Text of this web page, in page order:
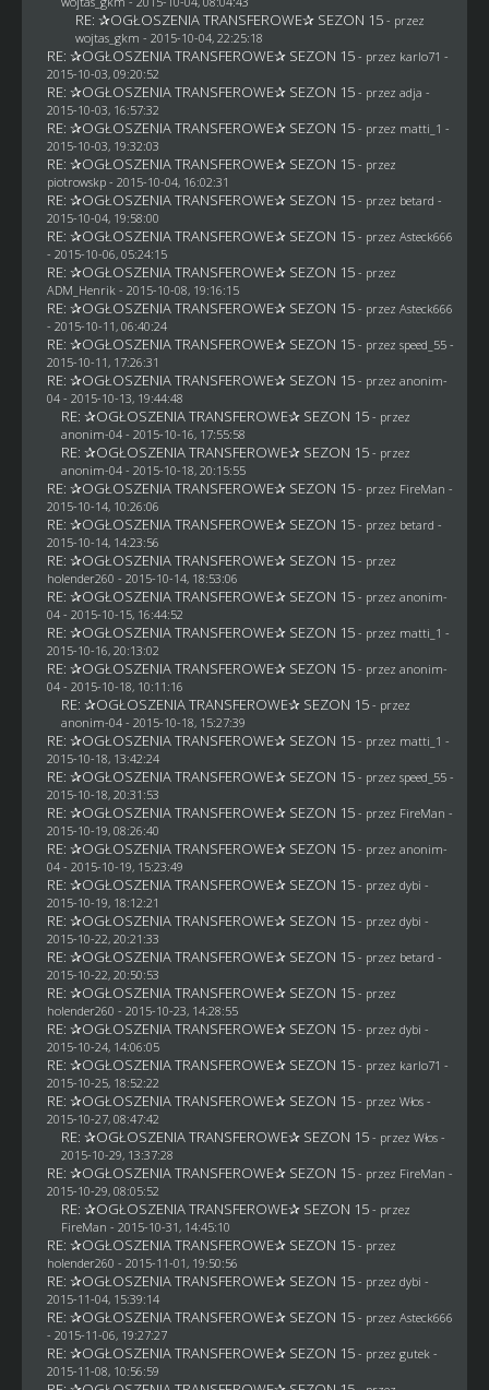
RE: ✰OGŁOSZENIA TRANSFEROWE✰ SEZON 15 - przez
wojtas_gkm - 2015-10-04, 22:25:18
RE: ✰OGŁOSZENIA TRANSFEROWE✰ SEZON 15 - przez karlo71 -
2015-10-03, 09:20:52
RE: ✰OGŁOSZENIA TRANSFEROWE✰ SEZON 15 - przez adja -
2015-10-03, 16:57:32
RE: ✰OGŁOSZENIA TRANSFEROWE✰ SEZON 15 - przez matti_1 -
2015-10-03, 19:32:03
RE: ✰OGŁOSZENIA TRANSFEROWE✰ SEZON 15 - przez
piotrowskp- 2015-10-04, 16:02:31
RE: ✰OGŁOSZENIA TRANSFEROWE✰ SEZON 15 - przez betard -
2015-10-04, 19:58:00
RE: ✰OGŁOSZENIA TRANSFEROWE✰ SEZON 15 - przez Asteck666
- 2015-10-06, 05:24:15
RE: ✰OGŁOSZENIA TRANSFEROWE✰ SEZON 15 - przez
ADM_Henrik - 2015-10-08, 19:16:15
RE: ✰OGŁOSZENIA TRANSFEROWE✰ SEZON 15 - przez Asteck666
- 2015-10-11, 06:40:24
RE: ✰OGŁOSZENIA TRANSFEROWE✰ SEZON 15 - przez speed_55 -
2015-10-11, 17:26:31
RE: ✰OGŁOSZENIA TRANSFEROWE✰ SEZON 15 - przez anonim-
04- 2015-10-13, 19:44:48
RE: ✰OGŁOSZENIA TRANSFEROWE✰ SEZON 15 - przez
anonim-04- 2015-10-16, 17:55:58
RE: ✰OGŁOSZENIA TRANSFEROWE✰ SEZON 15 - przez
anonim-04- 2015-10-18, 20:15:55
RE: ✰OGŁOSZENIA TRANSFEROWE✰ SEZON 15 - przez FireMan -
2015-10-14, 10:26:06
RE: ✰OGŁOSZENIA TRANSFEROWE✰ SEZON 15 - przez betard -
2015-10-14, 14:23:56
RE: ✰OGŁOSZENIA TRANSFEROWE✰ SEZON 15 - przez
holender260 - 2015-10-14, 18:53:06
RE: ✰OGŁOSZENIA TRANSFEROWE✰ SEZON 15 - przez anonim-
04- 2015-10-15, 16:44:52
RE: ✰OGŁOSZENIA TRANSFEROWE✰ SEZON 15 - przez matti_1 -
2015-10-16, 20:13:02
RE: ✰OGŁOSZENIA TRANSFEROWE✰ SEZON 15 - przez anonim-
04- 2015-10-18, 10:11:16
RE: ✰OGŁOSZENIA TRANSFEROWE✰ SEZON 15 - przez
anonim-04- 2015-10-18, 15:27:39
RE: ✰OGŁOSZENIA TRANSFEROWE✰ SEZON 15 - przez matti_1 -
2015-10-18, 13:42:24
RE: ✰OGŁOSZENIA TRANSFEROWE✰ SEZON 15 - przez speed_55 -
2015-10-18, 20:31:53
RE: ✰OGŁOSZENIA TRANSFEROWE✰ SEZON 15 - przez FireMan -
2015-10-19, 08:26:40
RE: ✰OGŁOSZENIA TRANSFEROWE✰ SEZON 15 - przez anonim-
04- 2015-10-19, 15:23:49
RE: ✰OGŁOSZENIA TRANSFEROWE✰ SEZON 15 - przez dybi -
2015-10-19, 18:12:21
RE: ✰OGŁOSZENIA TRANSFEROWE✰ SEZON 15 - przez dybi -
2015-10-22, 20:21:33
RE: ✰OGŁOSZENIA TRANSFEROWE✰ SEZON 15 - przez betard -
2015-10-22, 20:50:53
RE: ✰OGŁOSZENIA TRANSFEROWE✰ SEZON 15 - przez
holender260 - 2015-10-23, 14:28:55
RE: ✰OGŁOSZENIA TRANSFEROWE✰ SEZON 15 - przez dybi -
2015-10-24, 14:06:05
RE: ✰OGŁOSZENIA TRANSFEROWE✰ SEZON 15 - przez karlo71 -
2015-10-25, 18:52:22
RE: ✰OGŁOSZENIA TRANSFEROWE✰ SEZON 15 - przez Włos-
2015-10-27, 08:47:42
RE: ✰OGŁOSZENIA TRANSFEROWE✰ SEZON 15 - przez Włos-
2015-10-29, 13:37:28
RE: ✰OGŁOSZENIA TRANSFEROWE✰ SEZON 15 - przez FireMan -
2015-10-29, 08:05:52
RE: ✰OGŁOSZENIA TRANSFEROWE✰ SEZON 15 - przez
FireMan - 2015-10-31, 14:45:10
RE: ✰OGŁOSZENIA TRANSFEROWE✰ SEZON 15 - przez
holender260 - 2015-11-01, 19:50:56
RE: ✰OGŁOSZENIA TRANSFEROWE✰ SEZON 15 - przez dybi -
2015-11-04, 15:39:14
RE: ✰OGŁOSZENIA TRANSFEROWE✰ SEZON 15 - przez Asteck666
- 2015-11-06, 19:27:27
RE: ✰OGŁOSZENIA TRANSFEROWE✰ SEZON 15 - przez gutek -
2015-11-08, 10:56:59